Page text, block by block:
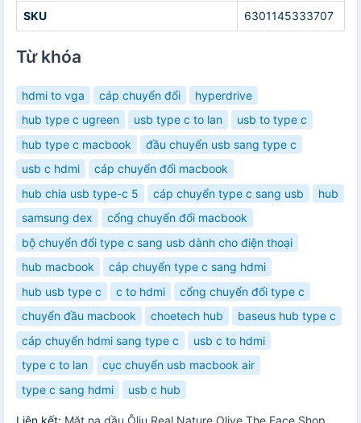
SKU 6301145333707
Từ khóa
hdmi to vga cáp chuyển đổi
hyperdrive
hub type c ugreen
usb type c to lan
usb to type c
hub type c macbook
đầu chuyển usb sang type c
usb c hdmi
cáp chuyển đổi macbook
hub chia usb type-c 5
cáp chuyển type c sang usb
hub
samsung dex
cổng chuyển đổi macbook
bộ chuyển đổi type c sang usb dành cho điện thoại
hub macbook
cáp chuyển type c sang hdmi
hub usb type c
c to hdmi
cổng chuyển đổi type c
chuyển đầu macbook
choetech hub
baseus hub type c
cáp chuyển hdmi sang type c
usb c to hdmi
type c to lan
cục chuyển usb macbook air
type c sang hdmi
usb c hub